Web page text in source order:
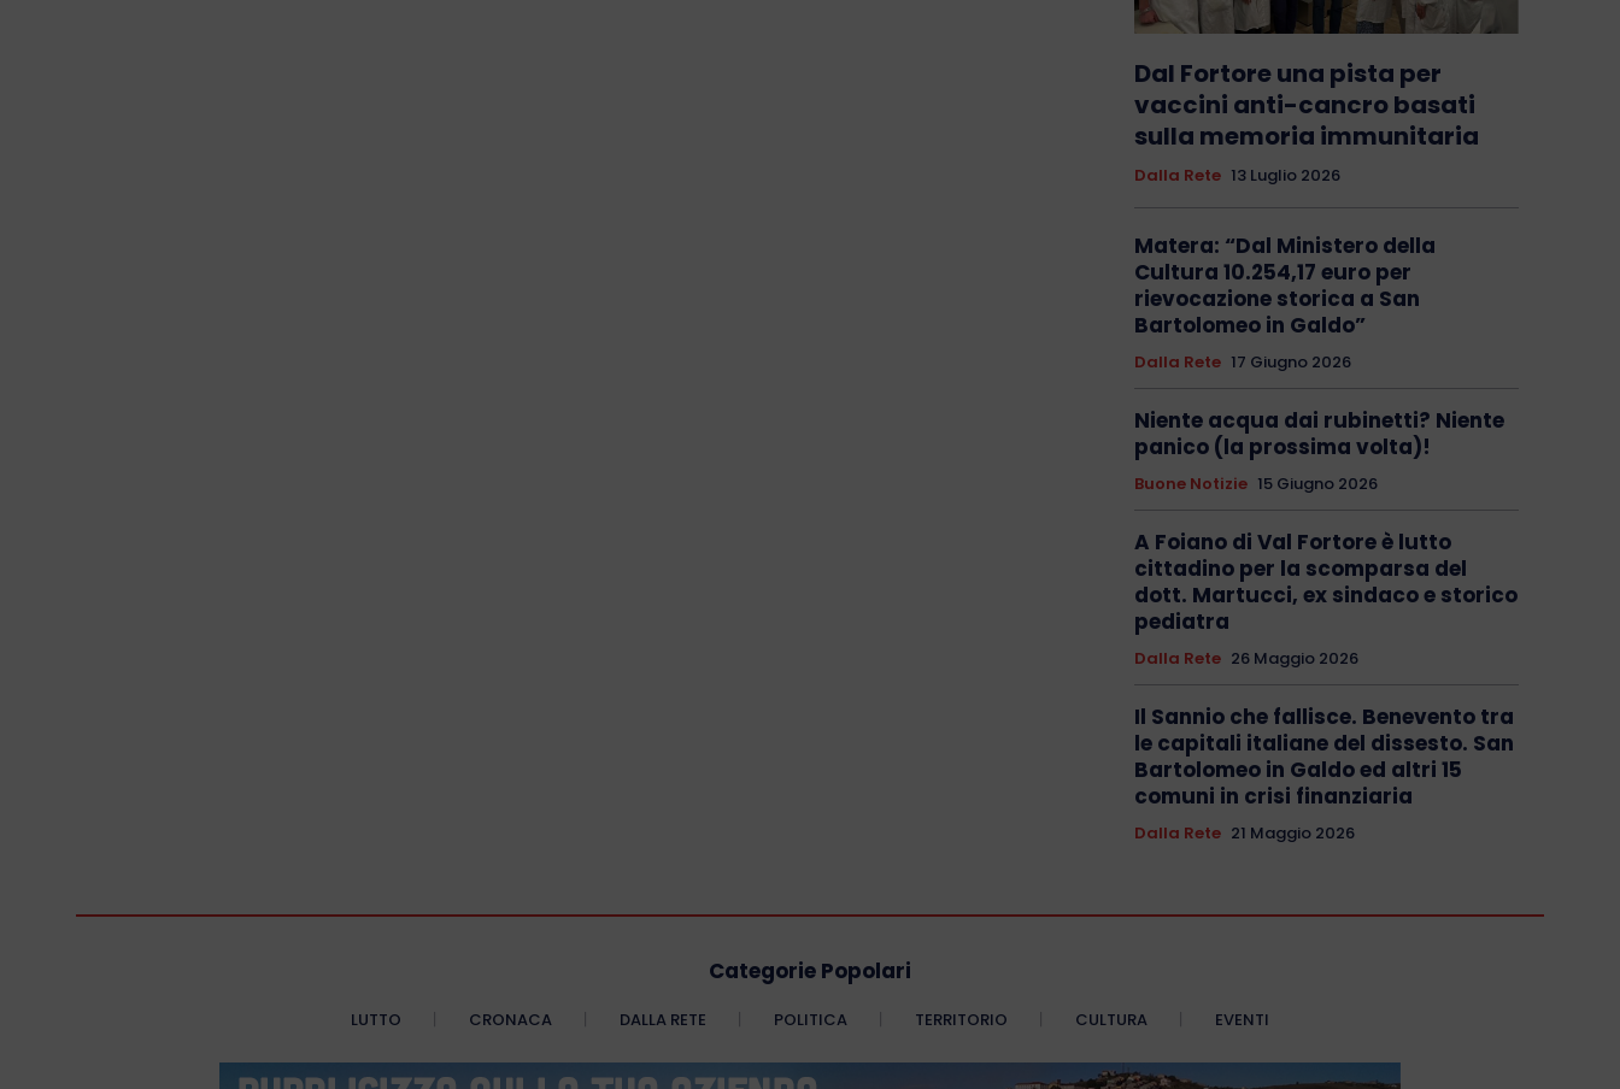
Dal Fortore una pista per
vaccini anti-cancro basati
sulla memoria immunitaria
Dalla Rete 13 Luglio 2026
Matera: “Dal Ministero della
Cultura 10.254,17 euro per
rievocazione storica a San
Bartolomeo in Galdo”
Dalla Rete 17 Giugno 2026
Niente acqua dai rubinetti? Niente
panico (la prossima volta)!
Buone Notizie 15 Giugno 2026
A Foiano di Val Fortore è lutto
cittadino per la scomparsa del
dott. Martucci, ex sindaco e storico
pediatra
Dalla Rete 26 Maggio 2026
Il Sannio che fallisce. Benevento tra
le capitali italiane del dissesto. San
Bartolomeo in Galdo ed altri 15
comuni in crisi finanziaria
Dalla Rete 21 Maggio 2026
Categorie Popolari
LUTTO CRONACA DALLA RETE POLITICA TERRITORIO CULTURA EVENTI